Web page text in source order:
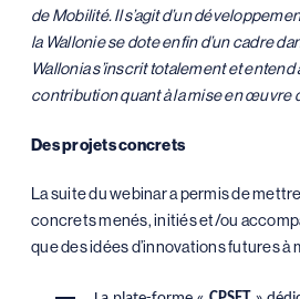
de Mobilité. Il s’agit d’un
la Wallonie se dote enfin d’un cadre
Wallonia s’inscrit totalement et
contribution quant à la mise en œuvre
Des projets concrets
La suite du webinar a permis de
concrets menés, initiés et/ou
que des idées d’innovations futures à